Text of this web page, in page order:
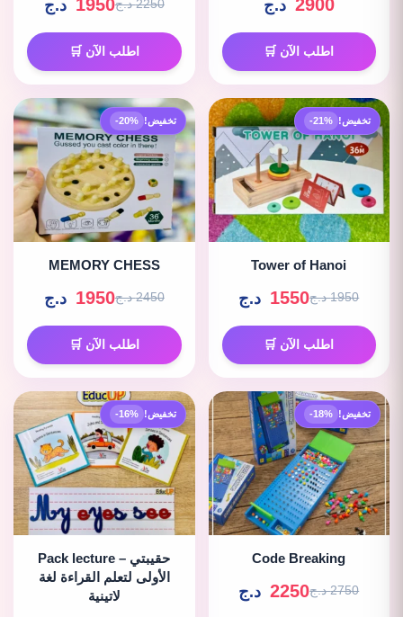
2900 د.ج
اطلب الآن 🛒
2250 د.ج 1950 د.ج
اطلب الآن 🛒
تخفيض! -21%
Tower of Hanoi
1950 د.ج 1550 د.ج
اطلب الآن 🛒
تخفيض! -20%
MEMORY CHESS
2450 د.ج 1950 د.ج
اطلب الآن 🛒
تخفيض! -18%
Code Breaking
2750 د.ج 2250 د.ج
تخفيض! -16%
Pack lecture – حقيبتي
الأولى لتعلم القراءة لغة
لاتينية